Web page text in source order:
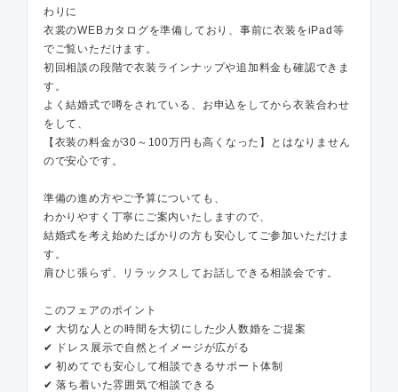
わりに
衣裳のWEBカタログを準備しており、事前に衣装をiPad等
でご覧いただけます。
初回相談の段階で衣装ラインナップや追加料金も確認できま
す。
よく結婚式で噂をされている、お申込をしてから衣装合わせ
をして、
【衣装の料金が30～100万円も高くなった】とはなりません
ので安心です。
準備の進め方やご予算についても、
わかりやすく丁寧にご案内いたしますので、
結婚式を考え始めたばかりの方も安心してご参加いただけま
す。
肩ひじ張らず、リラックスしてお話しできる相談会です。
このフェアのポイント
✔ 大切な人との時間を大切にした少人数婚をご提案
✔ ドレス展示で自然とイメージが広がる
✔ 初めてでも安心して相談できるサポート体制
✔ 落ち着いた雰囲気で相談できる